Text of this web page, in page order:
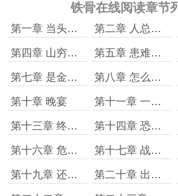
铁骨在线阅读章节
第一章 当头一棒 第二章 人总要自食其力的
第四章 山穷水尽疑无路 第五章 患难之中
第七章 是金子总会发光的 第八章 怎么遇到这么多牛人？
第十章 晚宴 第十一章 一餐饭的记忆
第十三章 终于不是黑人黑户了 第十四章 恐慌笼罩广州城
第十六章 危难见人心 第十七章 战乱中的卑贱
第十九章 还一报 第二十章 出尽风头的战车